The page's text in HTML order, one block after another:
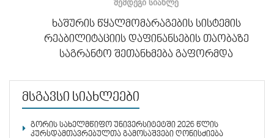
ᲨᲔᲛᲓᲔᲒᲘ ᲡᲘᲐᲮᲚᲔ
ხაშურის წყალმომარაგების სისტემის
რეაბილიტაციის დაფინანსების თაობაზე
საგრანტო შეთანხმება გაფორმდა
მსგავსი სიახლეები
გორის სახელმწიფო უნივერსიტეტში 2026 წლის
კურსდამთავრებულთა გამოსაშვები ღონისძიება